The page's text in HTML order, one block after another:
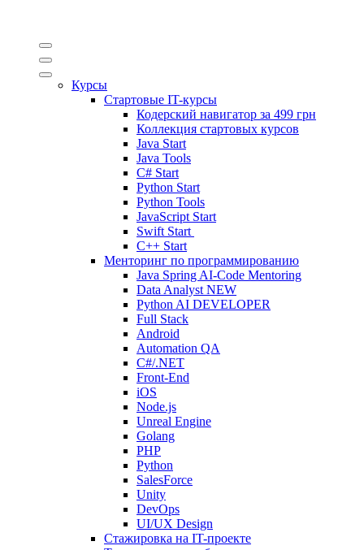
Курсы
Стартовые IT-курсы
Кодерский навигатор за 499 грн
Коллекция стартовых курсов
Java Start
Java Tools
C# Start
Python Start
Python Tools
JavaScript Start
Swift Start
C++ Start
Менторинг по программированию
Java Spring AI-Code Mentoring
Data Analyst NEW
Python AI DEVELOPER
Full Stack
Android
Automation QA
C#/.NET
Front-End
iOS
Node.js
Unreal Engine
Golang
PHP
Python
SalesForce
Unity
DevOps
UI/UX Design
Стажировка на IT-проекте